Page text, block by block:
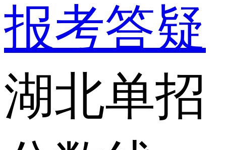
报考答疑
湖北单招